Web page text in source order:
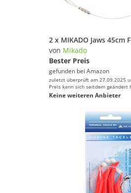
von Mikado
Bester Preis
gefunden bei Amazon
zuletzt überprüft am 27.09.2025
Preis kann sich seitdem geändert
Keine weiteren Anbieter